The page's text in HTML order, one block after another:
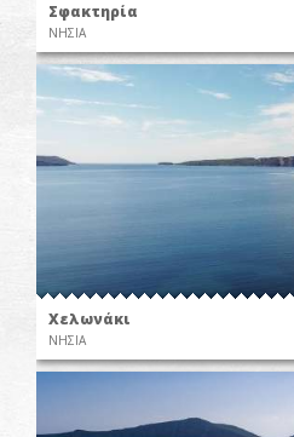
Σφακτηρία
ΝΗΣΙΑ
Χελωνάκι
ΝΗΣΙΑ